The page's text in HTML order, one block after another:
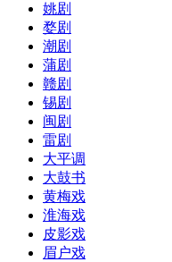
姚剧
婺剧
潮剧
蒲剧
赣剧
锡剧
闽剧
雷剧
大平调
大鼓书
黄梅戏
淮海戏
皮影戏
眉户戏